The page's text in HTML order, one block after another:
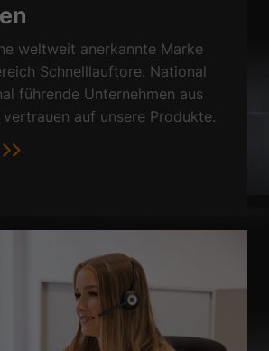
weltweit anerkannte Marke
Schnelllauftore. National
führende Unternehmen aus
vertrauen auf unsere Produkte.